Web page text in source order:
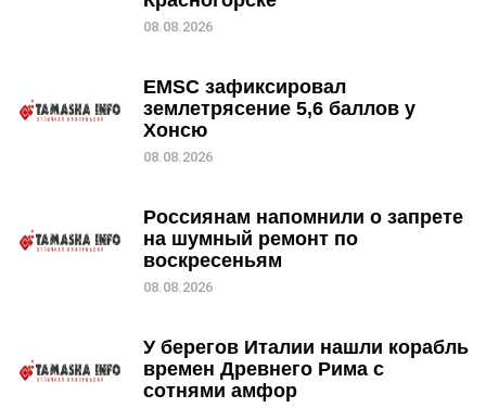
08.08.2026
EMSC зафиксировал
землетрясение 5,6 баллов у
Хонсю
08.08.2026
Россиянам напомнили о запрете
на шумный ремонт по
воскресеньям
08.08.2026
У берегов Италии нашли корабль
времен Древнего Рима с
сотнями амфор